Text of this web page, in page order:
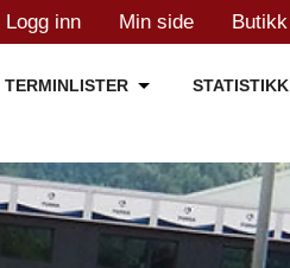
Logg inn Min side Butikk
TERMINLISTER STATISTIKK